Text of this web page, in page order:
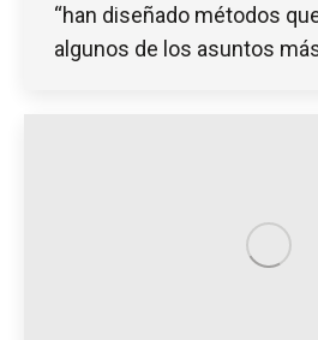
“han diseñado métodos
algunos de los asuntos